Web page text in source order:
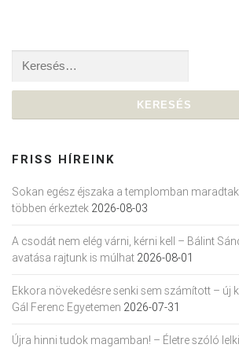
Keresés:
FRISS HÍREINK
Sokan egész éjszaka a templomban
többen érkeztek 2026-08-03
A csodát nem elég várni, kérni kell – Bálint
avatása rajtunk is múlhat 2026-08-01
Ekkora növekedésre senki sem számított – új
Gál Ferenc Egyetemen 2026-07-31
Újra hinni tudok magamban! – Életre szóló